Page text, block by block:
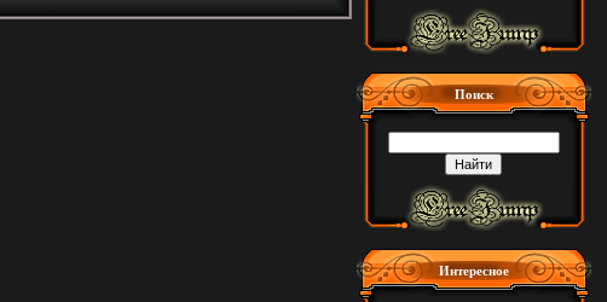
Поиск
Интересное